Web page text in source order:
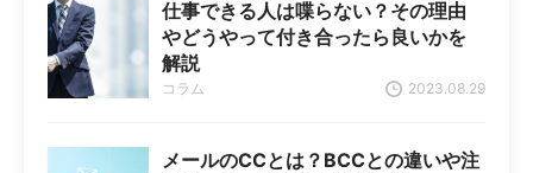
仕事できる人は喋らない？その理由
やどうやって付き合ったら良いかを
解説
2023.08.29
コラム
メールのCCとは？BCCとの違いや注